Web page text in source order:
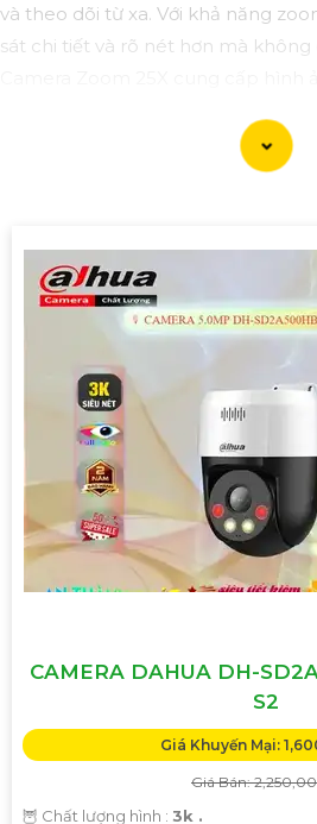
và theo dõi từ xa. Với khả năng
sát chi tiết và rõ nét hơn mà không
được tích hợp đem lại lợi ích cho
xa một cách dễ dàng và chính xác.
toàn bộ không gian một cách
Với tính năng cảm biến chuyển
minh, Camera Zoom 25X giúp bạn
sự cố sớm, từ đó bảo vệ an ninh
nghiệp của bạn.
Camera Zoom 25X được thiết kế
dụng linh hoạt trong nhiều môi
nhà đến ngoài trời.
Với Camera Zoom 25X, bạn hoàn
quan sát và giám sát từ xa mọi lúc,
bất kỳ khó khăn nào.
CAMERA DAHUA DH-
S2
Giá Khuyến Mại:
Giá Bán:
🦉 Chất lượng hình : 3k .